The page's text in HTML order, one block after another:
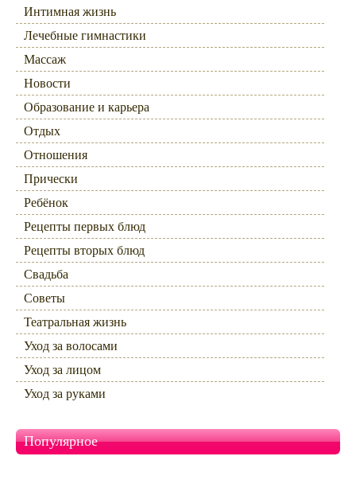
Интимная жизнь
Лечебные гимнастики
Массаж
Новости
Образование и карьера
Отдых
Отношения
Прически
Ребёнок
Рецепты первых блюд
Рецепты вторых блюд
Свадьба
Советы
Театральная жизнь
Уход за волосами
Уход за лицом
Уход за руками
Популярное